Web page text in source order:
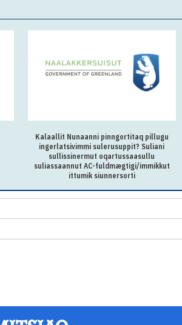
Kalaallit Nunaanni pinngortitaq pillugu
ingerlatsivimmi sulerusuppit? Suliani
sullissinermut oqartussaasullu
suliassaannut AC-fuldmægtigi/immikkut
ittumik siunnersorti